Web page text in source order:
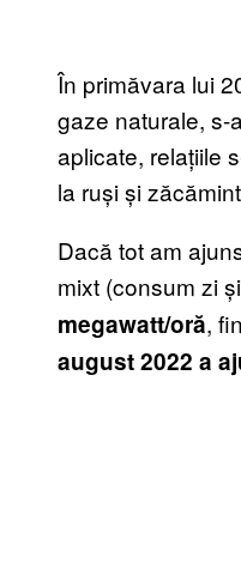
În primăvara lui
gaze naturale, s-
aplicate, relațiile
la ruși și
Dacă tot am
mixt (consum zi
megawatt/oră,
august 2022 a